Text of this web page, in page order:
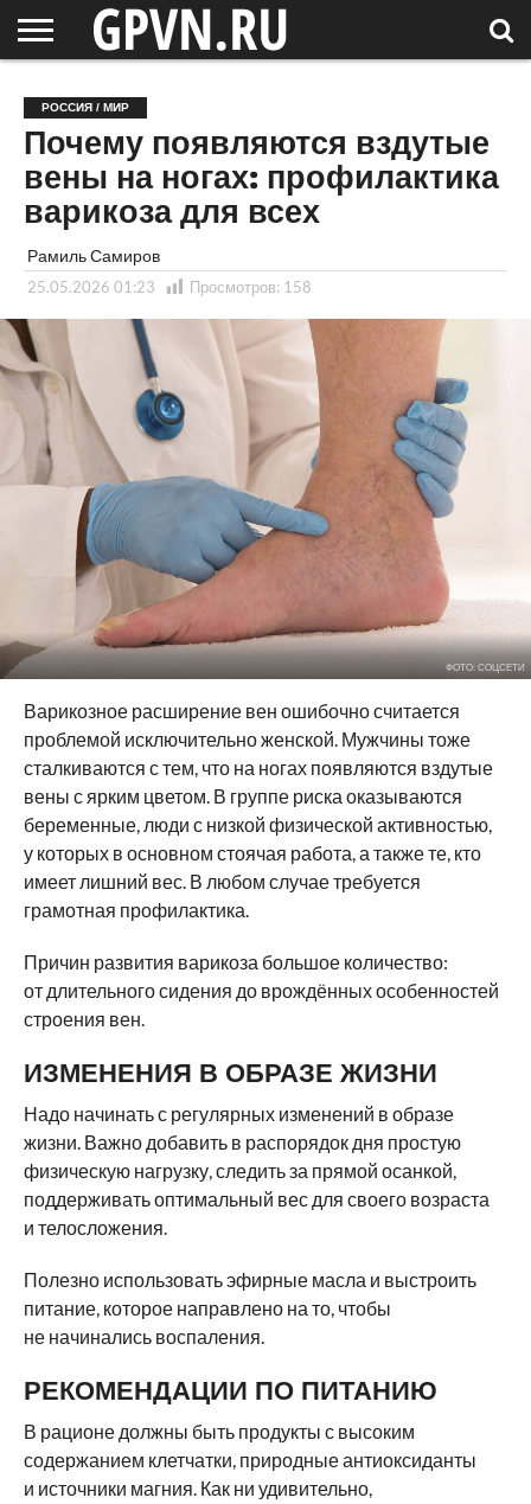
ОБЛАСТЬ
НОВОСТИ
СОСЕДЕЙ
РОССИЯ
/ МИР
СПЕЦПРОЕКТЫ
БЛОГ
СТАТЬИ
ФОТОРЕПОРТАЖИ
ИНТЕРВЬЮ
ОБЪЕКТЫ
ПОДБОРКИ
РОССИЯ / МИР
Почему появляются вздутые
вены на ногах: профилактика
варикоза для всех
Рамиль Самиров
25.05.2026 01:23 Просмотров: 158
ФОТО: СОЦСЕТИ
Варикозное расширение вен ошибочно считается
проблемой исключительно женской. Мужчины тоже
сталкиваются с тем, что на ногах появляются вздутые
вены с ярким цветом. В группе риска оказываются
беременные, люди с низкой физической активностью,
у которых в основном стоячая работа, а также те, кто
имеет лишний вес. В любом случае требуется
грамотная профилактика.
Причин развития варикоза большое количество:
от длительного сидения до врождённых особенностей
строения вен.
ИЗМЕНЕНИЯ В ОБРАЗЕ ЖИЗНИ
Надо начинать с регулярных изменений в образе
жизни. Важно добавить в распорядок дня простую
физическую нагрузку, следить за прямой осанкой,
поддерживать оптимальный вес для своего возраста
и телосложения.
Полезно использовать эфирные масла и выстроить
питание, которое направлено на то, чтобы
не начинались воспаления.
РЕКОМЕНДАЦИИ ПО ПИТАНИЮ
В рационе должны быть продукты с высоким
содержанием клетчатки, природные антиоксиданты
и источники магния. Как ни удивительно,